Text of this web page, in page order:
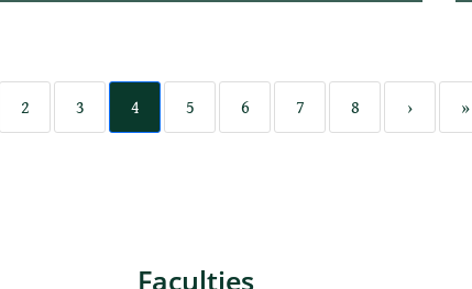
2 3 4 5 6 7 8 › »
Faculties